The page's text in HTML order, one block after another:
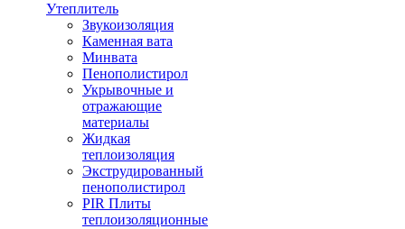
Утеплитель
Звукоизоляция
Каменная вата
Минвата
Пенополистирол
Укрывочные и
отражающие
материалы
Жидкая
теплоизоляция
Экструдированный
пенополистирол
PIR Плиты
теплоизоляционные